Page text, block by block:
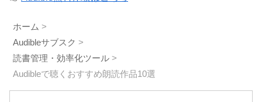
ホーム >
Audibleサブスク >
読書管理・効率化ツール >
Audibleで聴くおすすめ朗読作品10選